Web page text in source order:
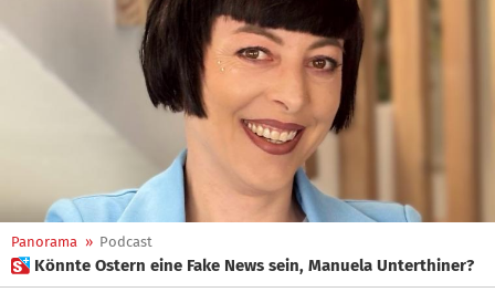
Panorama » Podcast
 Könnte Ostern eine Fake News sein, Manuela Unterthiner?